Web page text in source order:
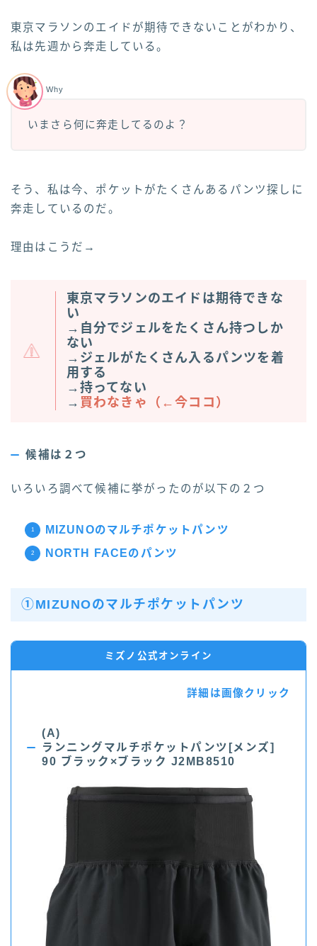
東京マラソンのエイドが期待できないことがわかり、
私は先週から奔走している。
いまさら何に奔走してるのよ？
Why
そう、私は今、ポケットがたくさんあるパンツ探しに
奔走しているのだ。
理由はこうだ→
東京マラソンのエイドは期待できな
い
→自分でジェルをたくさん持つしか
ない
→ジェルがたくさん入るパンツを着
用する
→持ってない
→ 買わなきゃ（←今ココ）
候補は２つ
いろいろ調べて候補に挙がったのが以下の２つ
MIZUNOのマルチポケットパンツ
NORTH FACEのパンツ
①MIZUNOのマルチポケットパンツ
ミズノ公式オンライン
詳細は画像クリック
(A)
ランニングマルチポケットパンツ[メンズ]
90 ブラック×ブラック J2MB8510